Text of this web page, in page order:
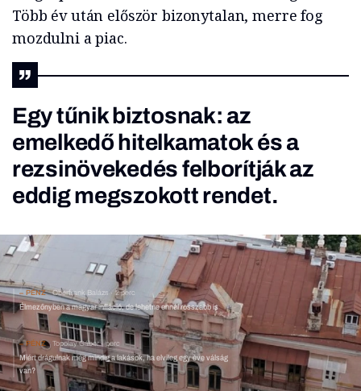
Több év után először bizonytalan, merre fog
mozdulni a piac.
Egy tűnik biztosnak: az
emelkedő hitelkamatok és a
rezsinövekedés felborítják az
eddig megszokott rendet.
PÉNZ Oberfrank Balázs 2 perc
Élmezőnyben a magyar infláció, de lehetne ennél rosszabb is
PÉNZ Topolay Gábor perc
Miért drágulnak még mindig a lakások, ha elvileg egy éve válság
van?